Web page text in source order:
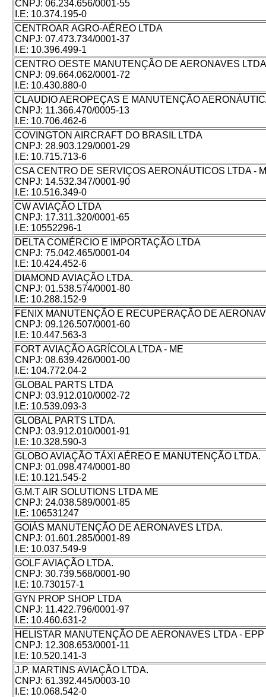
CNPJ: 06.234.656/0001-55
I.E: 10.374.195-0
CENTROAR AGRO-AÉREO LTDA
CNPJ: 07.473.734/0001-37
I.E: 10.396.499-1
CENTRO OESTE MANUTENÇÃO DE AERONAVES
CNPJ: 09.664.062/0001-72
I.E: 10.430.880-0
CLAUDIO AEROPEÇAS E MANUTENÇÃO
CNPJ: 11.366.470/0005-13
I.E: 10.706.462-6
COVINGTON AIRCRAFT DO BRASIL LTDA
CNPJ: 28.903.129/0001-29
I.E: 10.715.713-6
CSA CENTRO DE SERVIÇOS AERONÁUTICOS LTDA -
CNPJ: 14.532.347/0001-90
I.E: 10.516.349-0
CW AVIAÇÃO LTDA
CNPJ: 17.311.320/0001-65
I.E: 10552296-1
DELTA COMÉRCIO E IMPORTAÇÃO LTDA
CNPJ: 75.042.465/0001-04
I.E: 10.424.452-6
DIAMOND AVIAÇÃO LTDA.
CNPJ: 01.538.574/0001-80
I.E: 10.288.152-9
FENIX MANUTENÇÃO E RECUPERAÇÃO DE
CNPJ: 09.126.507/0001-60
I.E: 10.447.563-3
FORT AVIAÇÃO AGRÍCOLA LTDA - ME
CNPJ: 08.639.426/0001-00
I.E: 104.772.04-2
GLOBAL PARTS LTDA
CNPJ: 03.912.010/0002-72
I.E: 10.539.093-3
GLOBAL PARTS LTDA.
CNPJ: 03.912.010/0001-91
I.E: 10.328.590-3
GLOBO AVIAÇÃO TÁXI AÉREO E MANUTENÇÃO LTDA.
CNPJ: 01.098.474/0001-80
I.E: 10.121.545-2
G.M.T AIR SOLUTIONS LTDA ME
CNPJ: 24.038.589/0001-85
I.E: 106531247
GOIÁS MANUTENÇÃO DE AERONAVES LTDA.
CNPJ: 01.601.285/0001-89
I.E: 10.037.549-9
GOLF AVIAÇÃO LTDA.
CNPJ: 30.739.568/0001-90
I.E: 10.730157-1
GYN PROP SHOP LTDA
CNPJ: 11.422.796/0001-97
I.E: 10.460.631-2
HELISTAR MANUTENÇÃO DE AERONAVES LTDA - EPP
CNPJ: 12.308.653/0001-11
I.E: 10.520.141-3
J.P. MARTINS AVIAÇÃO LTDA.
CNPJ: 61.392.445/0003-10
I.E: 10.068.542-0